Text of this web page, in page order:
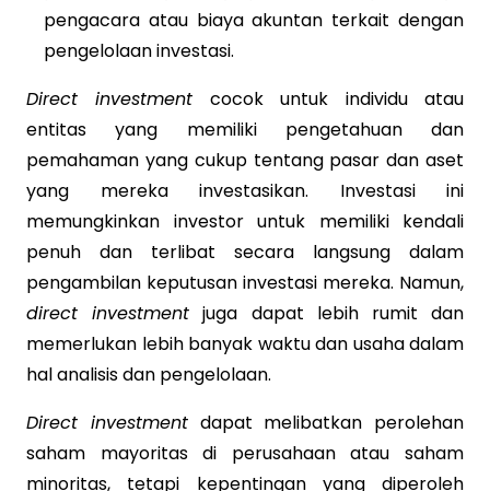
pengacara atau biaya akuntan terkait dengan
pengelolaan investasi.
Direct investment cocok untuk individu atau
entitas yang memiliki pengetahuan dan
pemahaman yang cukup tentang pasar dan aset
yang mereka investasikan. Investasi ini
memungkinkan investor untuk memiliki kendali
penuh dan terlibat secara langsung dalam
pengambilan keputusan investasi mereka. Namun,
direct investment juga dapat lebih rumit dan
memerlukan lebih banyak waktu dan usaha dalam
hal analisis dan pengelolaan.
Direct investmentdapat melibatkan perolehan
saham mayoritas di perusahaan atau saham
minoritas, tetapi kepentingan yang diperoleh